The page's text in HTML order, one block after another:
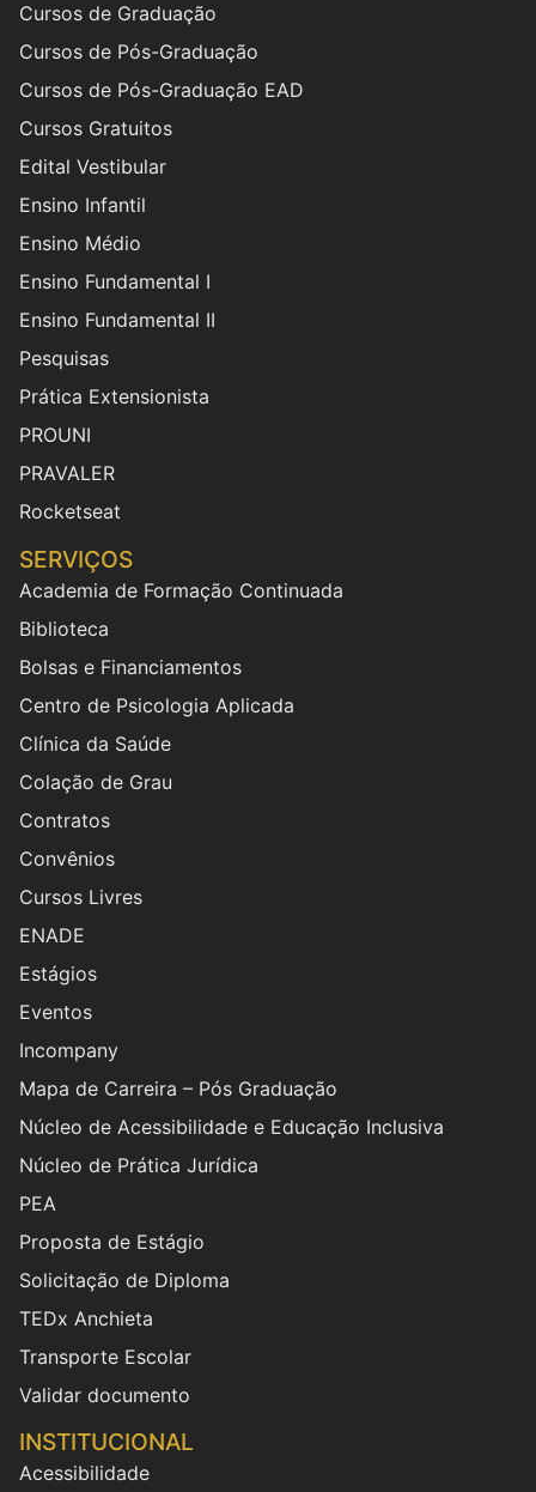
Cursos de Graduação
Cursos de Pós-Graduação
Cursos de Pós-Graduação EAD
Cursos Gratuitos
Edital Vestibular
Ensino Infantil
Ensino Médio
Ensino Fundamental I
Ensino Fundamental II
Pesquisas
Prática Extensionista
PROUNI
PRAVALER
Rocketseat
SERVIÇOS
Academia de Formação Continuada
Biblioteca
Bolsas e Financiamentos
Centro de Psicologia Aplicada
Clínica da Saúde
Colação de Grau
Contratos
Convênios
Cursos Livres
ENADE
Estágios
Eventos
Incompany
Mapa de Carreira – Pós Graduação
Núcleo de Acessibilidade e Educação Inclusiva
Núcleo de Prática Jurídica
PEA
Proposta de Estágio
Solicitação de Diploma
TEDx Anchieta
Transporte Escolar
Validar documento
INSTITUCIONAL
Acessibilidade